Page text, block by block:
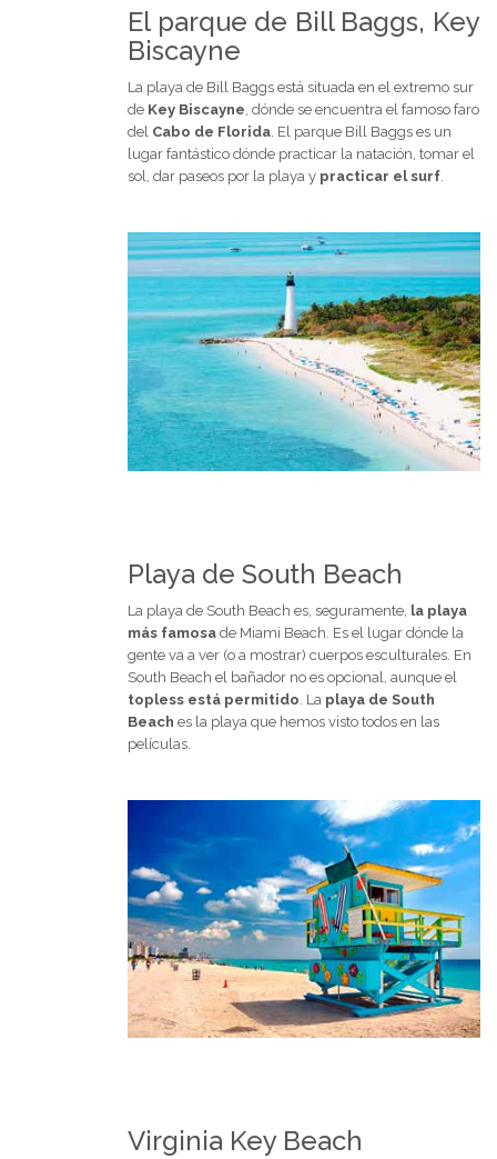
El parque de Bill Baggs, Key
Biscayne
La playa de Bill Baggs está situada en el extremo sur
de Key Biscayne, dónde se encuentra el famoso faro
del Cabo de Florida. El parque Bill Baggs es un
lugar fantástico dónde practicar la natación, tomar el
sol, dar paseos por la playa y practicar el surf.
Playa de South Beach
La playa de South Beach es, seguramente, la playa
más famosa de Miami Beach. Es el lugar dónde la
gente va a ver (o a mostrar) cuerpos esculturales. En
South Beach el bañador no es opcional, aunque el
topless está permitido . La playa de South
Beach es la playa que hemos visto todos en las
películas.
Virginia Key Beach